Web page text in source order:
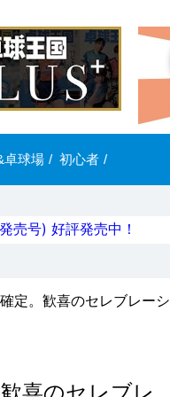
卓球場 / 初心者 /
売号) 好評発売中！
定。歓喜のセレブレーシ